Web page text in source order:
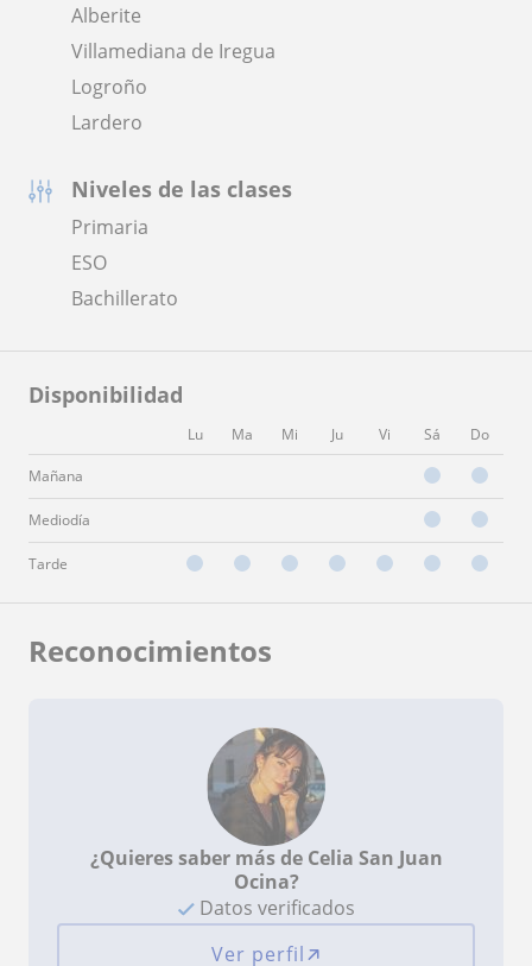
Alberite
Villamediana de Iregua
Logroño
Lardero
Niveles de las clases
Primaria
ESO
Bachillerato
Disponibilidad
Lu Ma Mi Ju Vi Sá Do
Mañana
Mediodía
Tarde
Reconocimientos
¿Quieres saber más de Celia San Juan
Ocina?
Datos verificados
Ver perfil